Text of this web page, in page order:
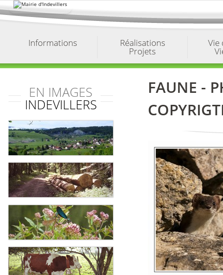
au
contenu.
Informations Réalisations
Projets
Vie
EN IMAGES
INDEVILLERS
FAUNE -